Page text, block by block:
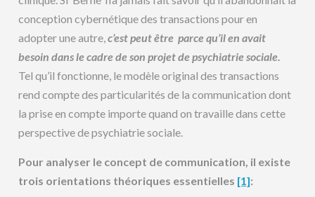
conception cybernétique des transactions pour en
adopter une autre,c’est peut être parce qu’il en avait
besoin dans le cadre de son projet de psychiatrie sociale.
Tel qu’il fonctionne, le modèle original des transactions
rend compte des particularités de la communication dont
la prise en compte importe quand on travaille dans cette
perspective de psychiatrie sociale.
Pour analyser le concept de communication, il existe
trois orientations théoriques essentielles [1]: